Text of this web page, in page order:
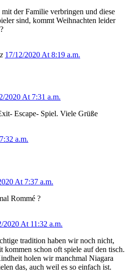
der Familie verbringen und diese
sind, kommt Weihnachten leider
17/12/2020 At 8:19 a.m.
2020 At 7:31 a.m.
Escape- Spiel. Viele Grüße
a.m.
At 7:37 a.m.
Rommé ?
2020 At 11:32 a.m.
tradition haben wir noch nicht,
kommen schon oft spiele auf den tisch.
holen wir manchmal Niagara
das, auch weil es so einfach ist.